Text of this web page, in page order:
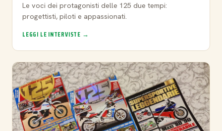
Le voci dei protagonisti delle 125 due tempi:
progettisti, piloti e appassionati.
LEGGI LE INTERVISTE →